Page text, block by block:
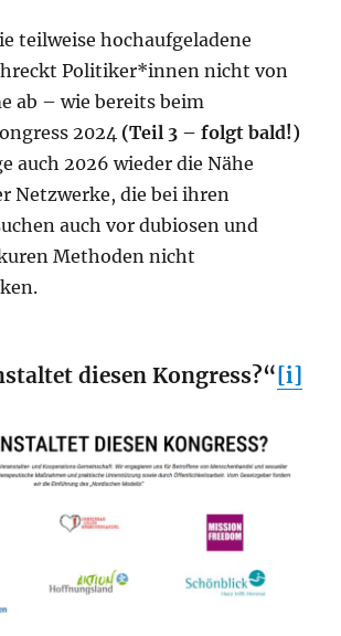
teilweise hochaufgeladene
Politiker*innen nicht von
ab – wie bereits beim
2024 (Teil 3 – folgt bald!)
auch 2026 wieder die Nähe
Netzwerke, die bei ihren
auch vor dubiosen und
Methoden nicht
diesen Kongress?“[i]